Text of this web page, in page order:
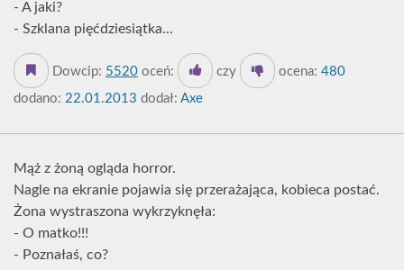
- A jaki?
- Szklana pięćdziesiątka...
Dowcip: 5520 oceń: czy ocena: 480
dodano: 22.01.2013 dodał: Axe
Mąż z żoną ogląda horror.
Nagle na ekranie pojawia się przerażająca, kobieca postać.
Żona wystraszona wykrzyknęła:
- O matko!!!
- Poznałaś, co?